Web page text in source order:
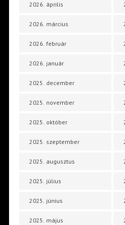
2026. április
2026. március
2026. február
2026. január
2025. december
2025. november
2025. október
2025. szeptember
2025. augusztus
2025. július
2025. június
2025. május